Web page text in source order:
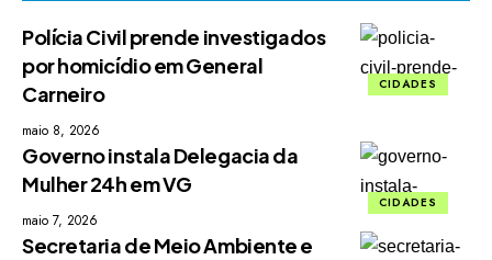
CIDADES
Polícia Civil prende investigados
por homicídio em General
Carneiro
maio 8, 2026
CIDADES
Governo instala Delegacia da
Mulher 24h em VG
maio 7, 2026
Secretaria de Meio Ambiente e